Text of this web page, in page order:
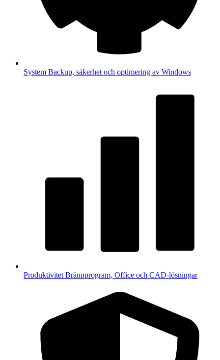
System Backup, säkerhet och optimering av Windows
Produktivitet Brännprogram, Office och CAD-lösningar